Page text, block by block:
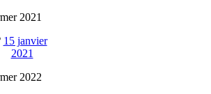
2021
15 janvier
2021
2022